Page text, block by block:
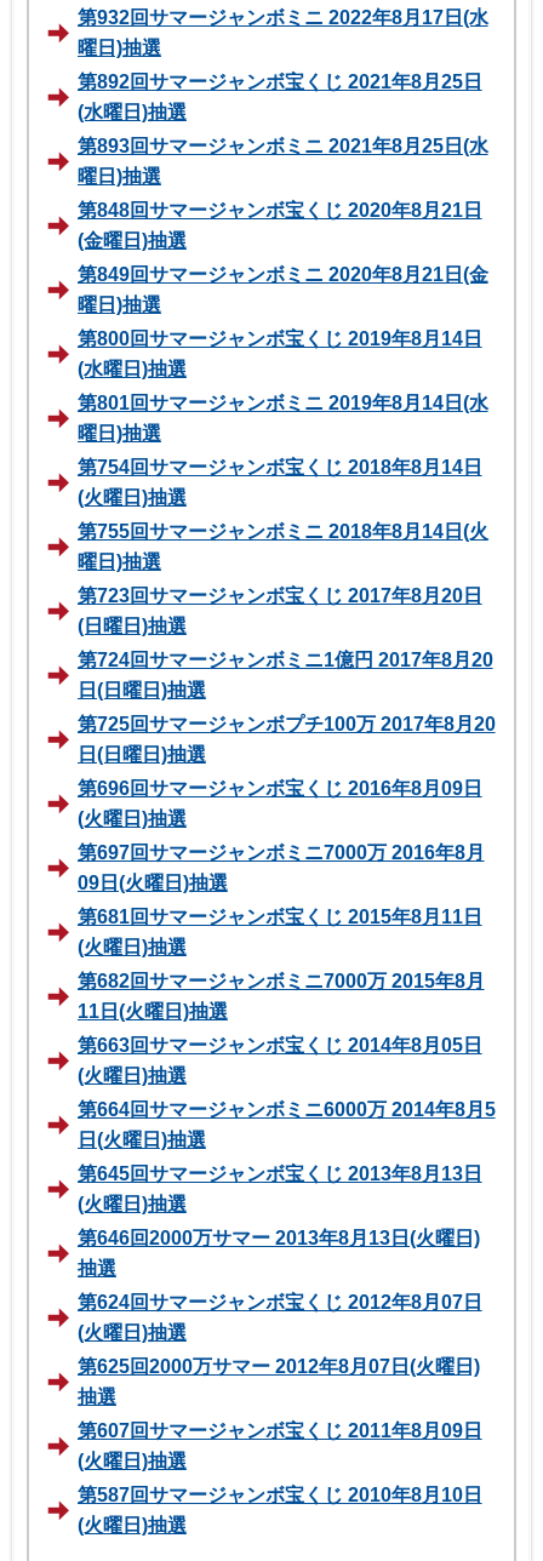
第932回サマージャンボミニ 2022年8月17日(水
曜日)抽選
第892回サマージャンボ宝くじ 2021年8月25日
(水曜日)抽選
第893回サマージャンボミニ 2021年8月25日(水
曜日)抽選
第848回サマージャンボ宝くじ 2020年8月21日
(金曜日)抽選
第849回サマージャンボミニ 2020年8月21日(金
曜日)抽選
第800回サマージャンボ宝くじ 2019年8月14日
(水曜日)抽選
第801回サマージャンボミニ 2019年8月14日(水
曜日)抽選
第754回サマージャンボ宝くじ 2018年8月14日
(火曜日)抽選
第755回サマージャンボミニ 2018年8月14日(火
曜日)抽選
第723回サマージャンボ宝くじ 2017年8月20日
(日曜日)抽選
第724回サマージャンボミニ1億円 2017年8月20
日(日曜日)抽選
第725回サマージャンボプチ100万 2017年8月20
日(日曜日)抽選
第696回サマージャンボ宝くじ 2016年8月09日
(火曜日)抽選
第697回サマージャンボミニ7000万 2016年8月
09日(火曜日)抽選
第681回サマージャンボ宝くじ 2015年8月11日
(火曜日)抽選
第682回サマージャンボミニ7000万 2015年8月
11日(火曜日)抽選
第663回サマージャンボ宝くじ 2014年8月05日
(火曜日)抽選
第664回サマージャンボミニ6000万 2014年8月5
日(火曜日)抽選
第645回サマージャンボ宝くじ 2013年8月13日
(火曜日)抽選
第646回2000万サマー 2013年8月13日(火曜日)
抽選
第624回サマージャンボ宝くじ 2012年8月07日
(火曜日)抽選
第625回2000万サマー 2012年8月07日(火曜日)
抽選
第607回サマージャンボ宝くじ 2011年8月09日
(火曜日)抽選
第587回サマージャンボ宝くじ 2010年8月10日
(火曜日)抽選